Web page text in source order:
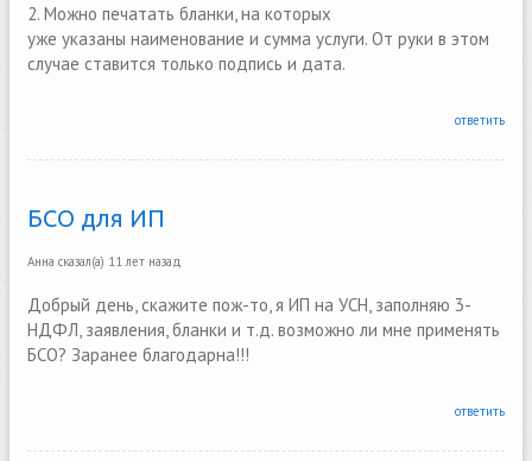
2. Можно печатать бланки, на которых
уже указаны наименование и сумма услуги. От руки в этом
случае ставится только подпись и дата.
ответить
БСО для ИП
Анна сказал(а) 11 лет назад
Добрый день, скажите пож-то, я ИП на УСН, заполняю 3-
НДФЛ, заявления, бланки и т.д. возможно ли мне применять
БСО? Заранее благодарна!!!
ответить